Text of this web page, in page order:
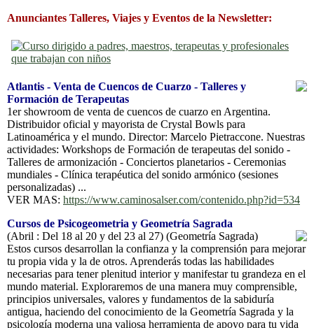
Anunciantes Talleres, Viajes y Eventos de la Newsletter:
Atlantis - Venta de Cuencos de Cuarzo - Talleres y
Formación de Terapeutas
1er showroom de venta de cuencos de cuarzo en Argentina.
Distribuidor oficial y mayorista de Crystal Bowls para
Latinoamérica y el mundo. Director: Marcelo Pietraccone. Nuestras
actividades: Workshops de Formación de terapeutas del sonido -
Talleres de armonización - Conciertos planetarios - Ceremonias
mundiales - Clínica terapéutica del sonido armónico (sesiones
personalizadas) ...
VER MAS: https://www.caminosalser.com/contenido.php?id=534
Cursos de Psicogeometria y Geometría Sagrada
(Abril : Del 18 al 20 y del 23 al 27) (Geometría Sagrada)
Estos cursos desarrollan la confianza y la comprensión para mejorar
tu propia vida y la de otros. Aprenderás todas las habilidades
necesarias para tener plenitud interior y manifestar tu grandeza en el
mundo material. Exploraremos de una manera muy comprensible,
principios universales, valores y fundamentos de la sabiduría
antigua, haciendo del conocimiento de la Geometría Sagrada y la
psicología moderna una valiosa herramienta de apoyo para tu vida